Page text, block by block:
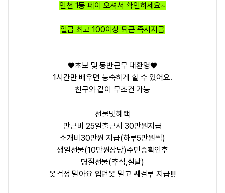
인천 1등 페이 오셔서 확인하세요~
일급 최고 100이상 퇴근 즉시지급
♥️초보 및 동반근무 대환영♥️
1시간만 배우면 능숙하게 할 수 있어요.
친구와 같이 무조건 가능
선물및혜택
만근비 25일출근시 30만원지급
소개비30만원 지급(하루5만원씩)
생일선물(10만원상당)주민증확인후
명절선물(추석,설날)
옷걱정 말아요 입던옷 말고 쌔걸루 지급!!!